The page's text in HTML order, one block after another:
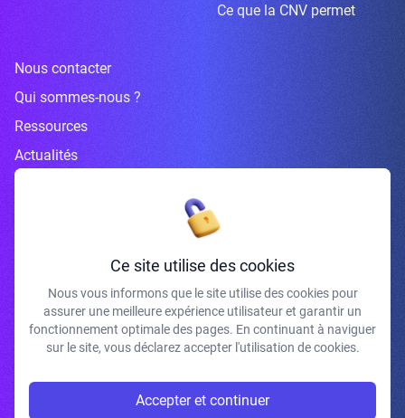
Ce que la CNV permet
Nous contacter
Qui sommes-nous ?
Ressources
Actualités
Inscrivez-vous à la newsletter
J'accepte de recevoir vos e-mails et confirme avoir pris connaissance de
votre politique de confidentialité et mentions légales.
Ce site utilise des cookies
Nous vous informons que le site utilise des cookies pour
assurer une meilleure expérience utilisateur et garantir un
fonctionnement optimale des pages. En continuant à naviguer
sur le site, vous déclarez accepter l'utilisation de cookies.
Accepter et continuer